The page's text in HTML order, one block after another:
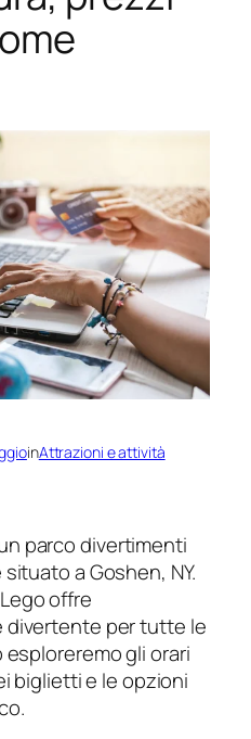
inAttrazioni e attività
parco divertimenti
a Goshen, NY.
offre
divertente per tutte le
gli orari
biglietti e le opzioni